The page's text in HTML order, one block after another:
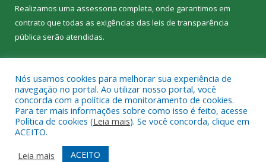
Realizamos uma assessoria completa, onde garantimos em
contrato que todas as exigências das leis de transparência
pública serão atendidas.
Todos os direitos reservados a Câmara Municipal de Jacundá.
Mapa do Site
Acessar Área Administrativa
Nós usamos cookies para melhorar sua experiência de
navegação no portal. Ao utilizar nosso portal, você
concorda com a política de monitoramento de cookies.
Para ter mais informações sobre como isso é feito, acesse
Política de cookies (Leia mais). Se você concorda, clique em
ACEITO.
Leia mais
ACEITO